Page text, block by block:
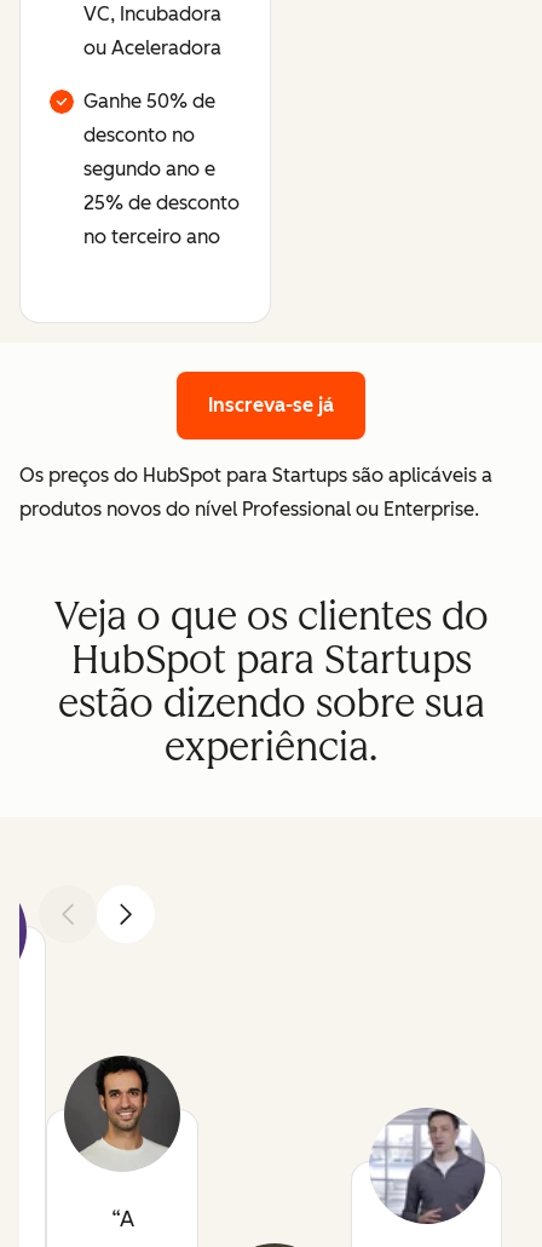
VC, Incubadora
ou Aceleradora
Ganhe 50% de
desconto no
segundo ano e
25% de desconto
no terceiro ano
Inscreva-se já
Os preços do HubSpot para Startups são aplicáveis a
produtos novos do nível Professional ou Enterprise.
Veja o que os clientes do
HubSpot para Startups
estão dizendo sobre sua
experiência.
AnteriorAvançar
A